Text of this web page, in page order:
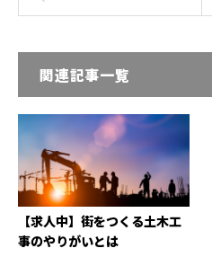
関連記事一覧
【求人中】街をつくる土木工
事のやりがいとは